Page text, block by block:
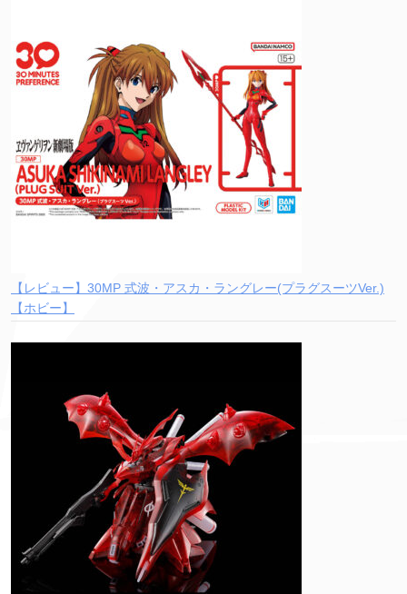
【レビュー】30MP 式波・アスカ・ラングレー(プラグスーツVer.)
【ホビー】